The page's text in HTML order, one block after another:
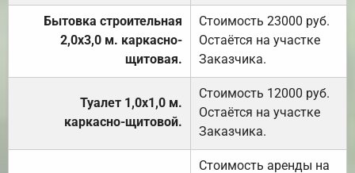
Бытовка строительная
2,0х3,0 м. каркасно-
щитовая.
Стоимость 23000 руб.
Остаётся на участке
Заказчика.
Туалет 1,0х1,0 м.
каркасно-щитовой.
Стоимость 12000 руб.
Остаётся на участке
Заказчика.
Стоимость аренды на